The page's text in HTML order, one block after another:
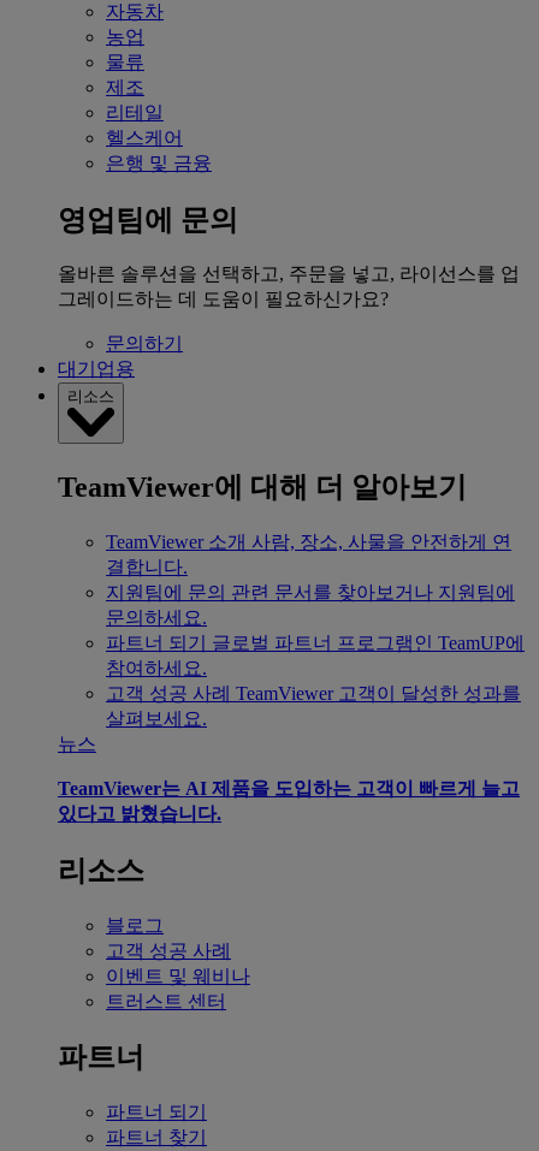
자동차
농업
물류
제조
리테일
헬스케어
은행 및 금융
영업팀에 문의
올바른 솔루션을 선택하고, 주문을 넣고, 라이선스를 업
그레이드하는 데 도움이 필요하신가요?
문의하기
대기업용
리소스
TeamViewer에 대해 더 알아보기
TeamViewer 소개 사람, 장소, 사물을 안전하게 연
결합니다.
지원팀에 문의 관련 문서를 찾아보거나 지원팀에
문의하세요.
파트너 되기
글로벌 파트너 프로그램인 TeamUP에
참여하세요.
고객 성공 사례 TeamViewer 고객이 달성한 성과를
살펴보세요.
뉴스
TeamViewer는 AI 제품을 도입하는 고객이 빠르게 늘고
있다고 밝혔습니다.
리소스
블로그
고객 성공 사례
이벤트 및 웨비나
트러스트 센터
파트너
파트너 되기
파트너 찾기